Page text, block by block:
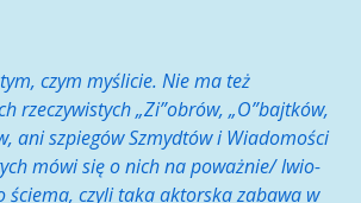
czym myślicie. Nie ma też
rzeczywistych „Zi”obrów, „O”bajtków,
ani szpiegów Szmydtów i Wiadomości
mówi się o nich na poważnie/ lwio-
ściema, czyli taka aktorska zabawa w